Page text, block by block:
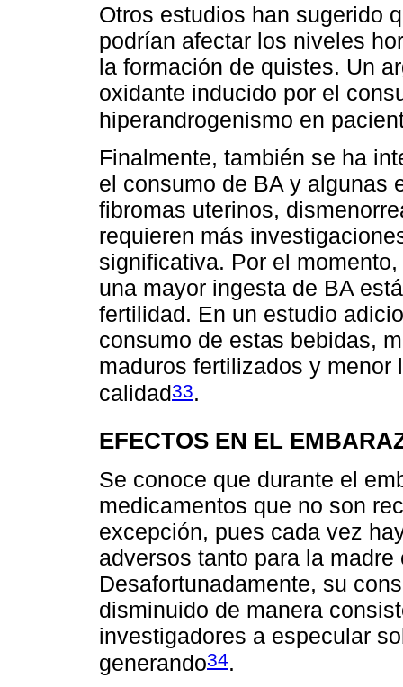
Otros estudios han sugerido
podrían afectar los niveles
la formación de quistes. Un
oxidante inducido por el
hiperandrogenismo en
Finalmente, también se ha
el consumo de BA y algunas
fibromas uterinos,
requieren más
significativa. Por el
una mayor ingesta de BA
fertilidad. En un estudio
consumo de estas bebidas,
maduros fertilizados y menor
calidad33.
EFECTOS EN EL
Se conoce que durante el
medicamentos que no son
excepción, pues cada vez
adversos tanto para la
Desafortunadamente, su
disminuido de manera
investigadores a especular
generando34.